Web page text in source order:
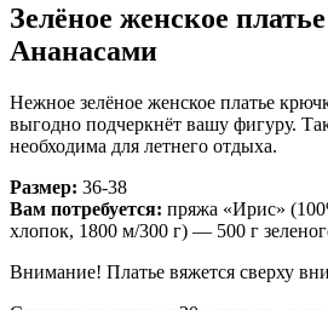
Зелёное женское
Ананасами
Нежное зелёное женское платье
выгодно подчеркнёт вашу фигуру.
необходима для летнего отдыха.
Размер: 36-38
Вам потребуется: пряжа «Ирис»
хлопок, 1800 м/300 г) — 500 г
Внимание! Платье вяжется сверху